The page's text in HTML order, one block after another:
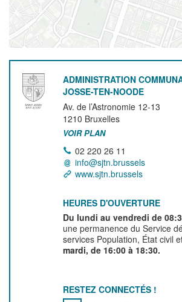
ADMINISTRATION
JOSSE-TEN-NOODE
Av. de l’Astronomie 12-13
1210 Bruxelles
VOIR PLAN
02 220 26 11
info@sjtn.brussels
www.sjtn.brussels
HEURES D'OUVERTURE
Du lundi au vendredi de
une permanence du Service
services Population, État civil
mardi, de 16:00 à 18:30.
RESTEZ CONNECTÉS !